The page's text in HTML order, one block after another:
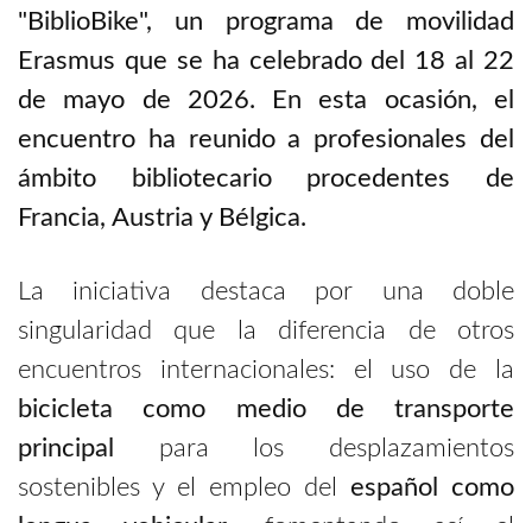
"BiblioBike", un programa de movilidad
Erasmus que se ha celebrado del 18 al 22
de mayo de 2026. En esta ocasión, el
encuentro ha reunido a profesionales del
ámbito bibliotecario procedentes de
Francia, Austria y Bélgica.
La iniciativa destaca por una doble
singularidad que la diferencia de otros
encuentros internacionales: el uso de la
bicicleta como medio de transporte
principal
para los desplazamientos
sostenibles y el empleo del español como